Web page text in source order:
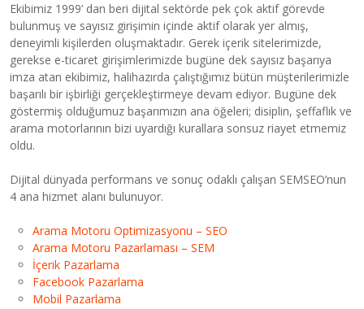
Ekibimiz 1999’ dan beri dijital sektörde pek çok aktif görevde
bulunmuş ve sayısız girişimin içinde aktif olarak yer almış,
deneyimli kişilerden oluşmaktadır. Gerek içerik sitelerimizde,
gerekse e-ticaret girişimlerimizde bugüne dek sayısız başarıya
imza atan ekibimiz, halihazırda çalıştığımız bütün müşterilerimizle
başarılı bir işbirliği gerçekleştirmeye devam ediyor. Bugüne dek
göstermiş olduğumuz başarımızın ana öğeleri; disiplin, şeffaflık ve
arama motorlarının bizi uyardığı kurallara sonsuz riayet etmemiz
oldu.
Dijital dünyada performans ve sonuç odaklı çalışan SEMSEO’nun
4 ana hizmet alanı bulunuyor.
Arama Motoru Optimizasyonu – SEO
Arama Motoru Pazarlaması – SEM
İçerik Pazarlama
Facebook Pazarlama
Mobil Pazarlama